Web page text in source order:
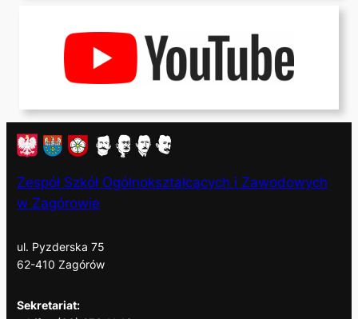
Zespół Szkół Ogólnokształcących i Zawodowych
w Zagórowie
ul. Pyzderska 75
62-410 Zagórów
Sekretariat: